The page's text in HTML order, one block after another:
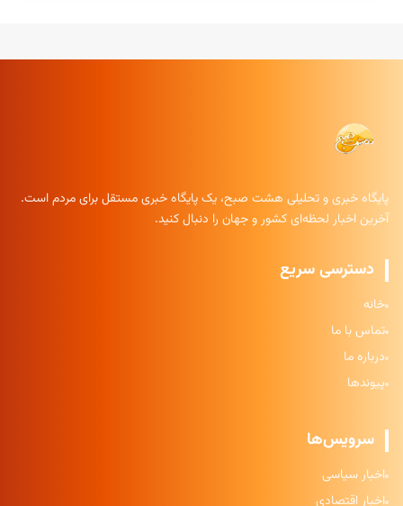
پایگاه خبری و تحلیلی هشت صبح، یک پایگاه خبری مستقل برای مردم است.
آخرین اخبار لحظه‌ای کشور و جهان را دنبال کنید.
دسترسی سریع
خانه
تماس با ما
درباره ما
پیوندها
سرویس‌ها
اخبار سیاسی
اخبار اقتصادی